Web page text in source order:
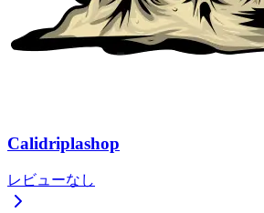
Calidriplashop
レビューなし